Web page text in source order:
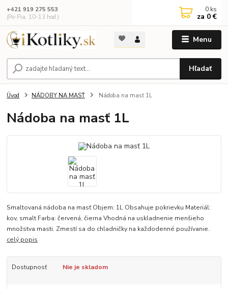
Menu
Hľadať
+421 919 275 553
(Po-Pia, 10-13 hod.)
0 ks
za 0 €
Úvod NÁDOBY NA MASŤ Nádoba na masť 1L
Nádoba na masť 1L
Smaltovaná nádoba na masť Objem: 1L Obsahuje pokrievku Materiál:
kov, smalt Farba: červená, čierna Vhodná na uskladnenie menšieho
množstva masti. Zmestí sa do chladničky na každodenné používanie.
celý popis
Dostupnosť Nie je skladom